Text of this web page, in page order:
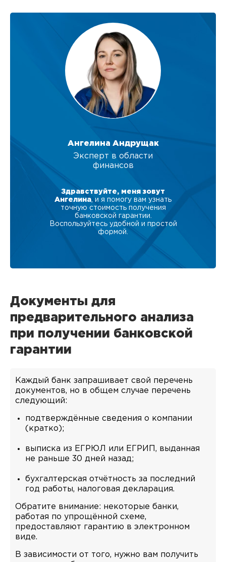
Ангелина Андрущак
Эксперт в области
финансов
Здравствуйте, меня зовут
Ангелина, и я помогу вам узнать
точную стоимость получения
банковской гарантии.
Воспользуйтесь удобной и простой
формой.
Документы для
предварительного анализа
при получении банковской
гарантии
Каждый банк запрашивает свой перечень
документов, но в общем случае перечень
следующий:
подтверждённые сведения о компании
(кратко);
выписка из ЕГРЮЛ или ЕГРИП, выданная
не раньше 30 дней назад;
бухгалтерская отчётность за последний
год работы, налоговая декларация.
Обратите внимание: некоторые банки,
работая по упрощённой схеме,
предоставляют гарантию в электронном
виде.
В зависимости от того, нужно вам получить